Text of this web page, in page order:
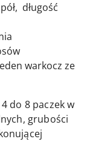
długość
warkocz ze
do 8 paczek w
grubości